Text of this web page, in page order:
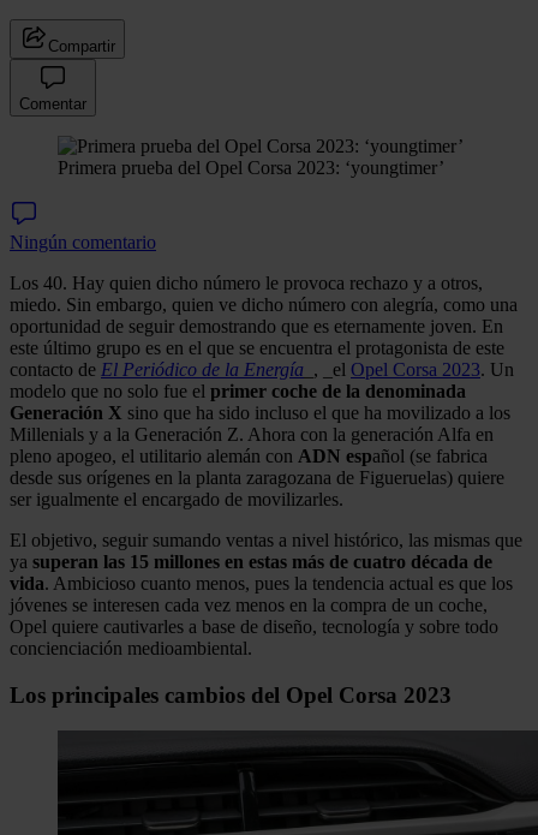
Compartir
Comentar
Primera prueba del Opel Corsa 2023: ‘youngtimer’
Ningún comentario
Los 40. Hay quien dicho número le provoca rechazo y a otros,
miedo. Sin embargo, quien ve dicho número con alegría, como una
oportunidad de seguir demostrando que es eternamente joven. En
este último grupo es en el que se encuentra el protagonista de este
contacto de El Periódico de la Energía _, _el Opel Corsa 2023. Un
modelo que no solo fue el primer coche de la denominada
Generación X sino que ha sido incluso el que ha movilizado a los
Millenials y a la Generación Z. Ahora con la generación Alfa en
pleno apogeo, el utilitario alemán con ADN español (se fabrica
desde sus orígenes en la planta zaragozana de Figueruelas) quiere
ser igualmente el encargado de movilizarles.
El objetivo, seguir sumando ventas a nivel histórico, las mismas que
ya superan las 15 millones en estas más de cuatro década de
vida. Ambicioso cuanto menos, pues la tendencia actual es que los
jóvenes se interesen cada vez menos en la compra de un coche,
Opel quiere cautivarles a base de diseño, tecnología y sobre todo
concienciación medioambiental.
Los principales cambios del Opel Corsa 2023